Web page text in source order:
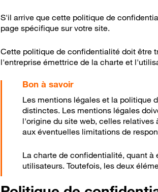
S'il arrive que cette politique de
page spécifique sur votre site.
Cette politique de confidentialité doit être
l'entreprise émettrice de la charte et
Les mentions légales et la politique
distinctes. Les mentions légales
l'origine du site web, celles
aux éventuelles limitations de
La charte de confidentialité, quant à
utilisateurs. Toutefois, les deux